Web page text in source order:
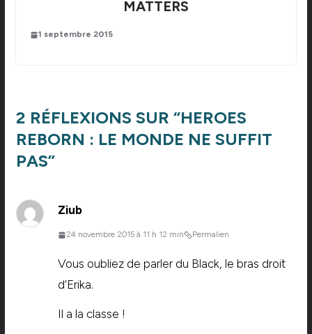
MATTERS
1 septembre 2015
2 RÉFLEXIONS SUR “HEROES
REBORN : LE MONDE NE SUFFIT
PAS”
Ziub
24 novembre 2015 à 11 h 12 min Permalien
Vous oubliez de parler du Black, le bras droit
d’Erika.
Il a la classe !